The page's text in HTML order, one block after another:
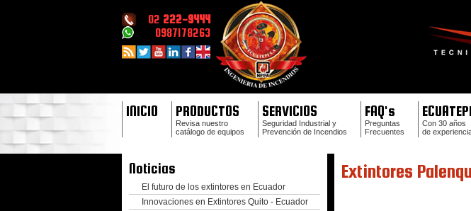
02 222-9444
0987178263
INICIO PRODUCTOS
Revisa nuestro
catálogo de equipos
SERVICIOS
Seguridad Industrial y
Prevención de Incendios
FAQ's
Preguntas
Frecuentes
Con 30 años
de
Extintores
Noticias
El futuro de los extintores en Ecuador
Innovaciones en Extintores Quito - Ecuador